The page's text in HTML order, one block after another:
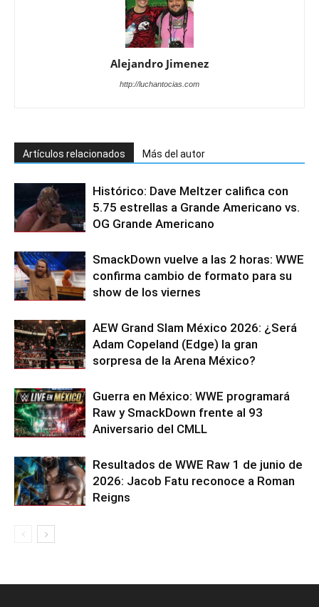
Alejandro Jimenez
http://luchantocias.com
Artículos relacionados Más del autor
Histórico: Dave Meltzer califica con
5.75 estrellas a Grande Americano vs.
OG Grande Americano
SmackDown vuelve a las 2 horas: WWE
confirma cambio de formato para su
show de los viernes
AEW Grand Slam México 2026: ¿Será
Adam Copeland (Edge) la gran
sorpresa de la Arena México?
Guerra en México: WWE programará
Raw y SmackDown frente al 93
Aniversario del CMLL
Resultados de WWE Raw 1 de junio de
2026: Jacob Fatu reconoce a Roman
Reigns